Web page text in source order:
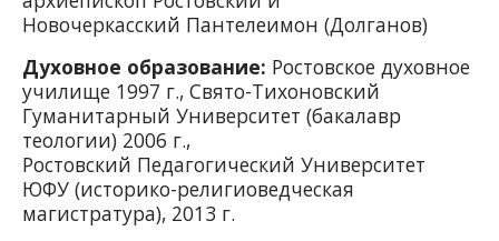
Новочеркасский Пантелеимон (Долганов)
Духовное образование: Ростовское духовное
училище 1997 г., Свято-Тихоновский
Гуманитарный Университет (бакалавр
теологии) 2006 г.,
Ростовский Педагогический Университет
ЮФУ (историко-религиоведческая
магистратура), 2013 г.